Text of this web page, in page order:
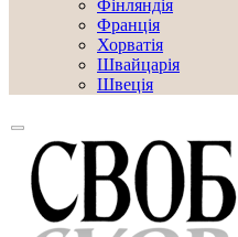
Фінляндія
Франція
Хорватія
Швайцарія
Швеція